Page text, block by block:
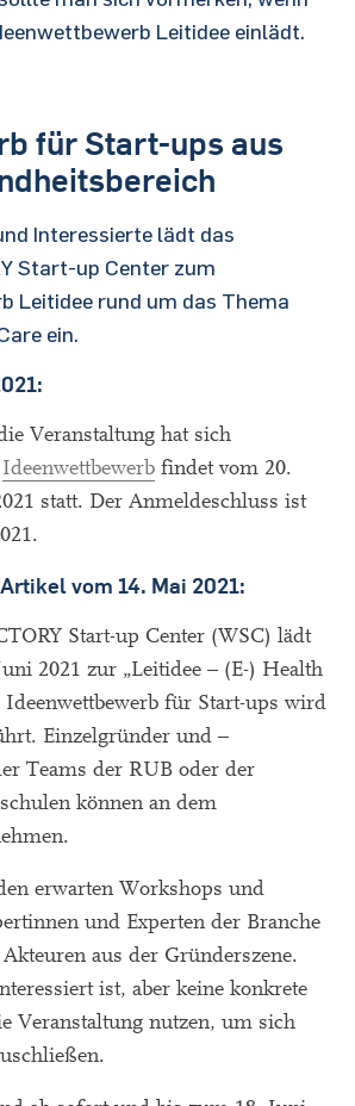
Leitidee einlädt.
für Start-ups aus
Interessierte lädt das
Start-up Center zum
Leitidee rund um das Thema
ein.
Veranstaltung hat sich
Ideenwettbewerb findet vom 20.
statt. Der Anmeldeschluss ist
vom 14. Mai 2021:
Start-up Center (WSC) lädt
2021 zur „Leitidee – (E-) Health
Ideenwettbewerb für Start-ups wird
Einzelgründer und –
Teams der RUB oder der
können an dem
erwarten Workshops und
und Experten der Branche
aus der Gründerszene.
ist, aber keine konkrete
Veranstaltung nutzen, um sich